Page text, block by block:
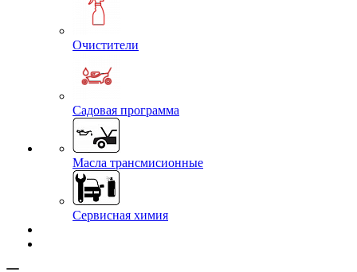
Очистители
Садовая программа
Масла трансмисионные
Сервисная химия